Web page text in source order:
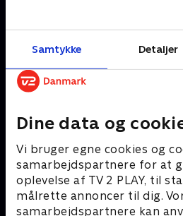
Samtykke Detaljer
Dine data og
Vi bruger egne cookies og
samarbejdspartnere for at
oplevelse af TV 2 PLAY, til
målrette annoncer til dig.
samarbejdspartnere kan
de står foran den frygtindgydende
Kræver
Mere indhold fra Disney+